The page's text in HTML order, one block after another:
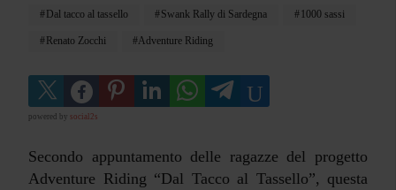
Dal tacco al tassello Swank Rally di Sardegna 1000 sassi
Renato Zocchi Adventure Riding
powered by social2s
Secondo appuntamento delle ragazze del progetto
Adventure Riding “Dal Tacco al Tassello”, questa